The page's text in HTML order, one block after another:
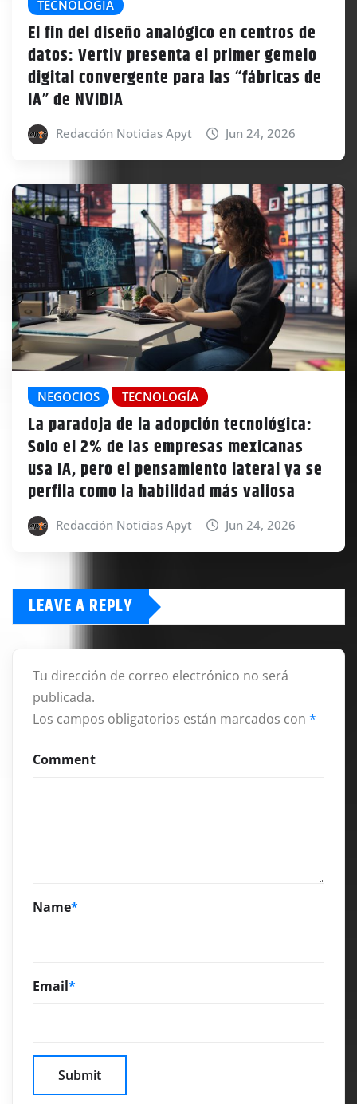
TECNOLOGÍA
El fin del diseño analógico en centros de
datos: Vertiv presenta el primer gemelo
digital convergente para las “fábricas de
IA” de NVIDIA
Redacción Noticias Apyt Jun 24, 2026
NEGOCIOS TECNOLOGÍA
La paradoja de la adopción tecnológica:
Solo el 2% de las empresas mexicanas
usa IA, pero el pensamiento lateral ya se
perfila como la habilidad más valiosa
Redacción Noticias Apyt Jun 24, 2026
LEAVE A REPLY
Tu dirección de correo electrónico no será
publicada.
Los campos obligatorios están marcados con *
Comment
Name*
Email*